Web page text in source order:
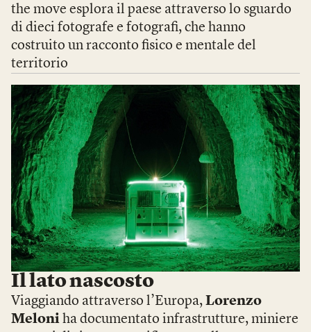
the move esplora il paese attraverso lo sguardo
di dieci fotografe e fotografi, che hanno
costruito un racconto fisico e mentale del
territorio
Il lato nascosto
Viaggiando attraverso l’Europa, Lorenzo
Meloni ha documentato infrastrutture, miniere